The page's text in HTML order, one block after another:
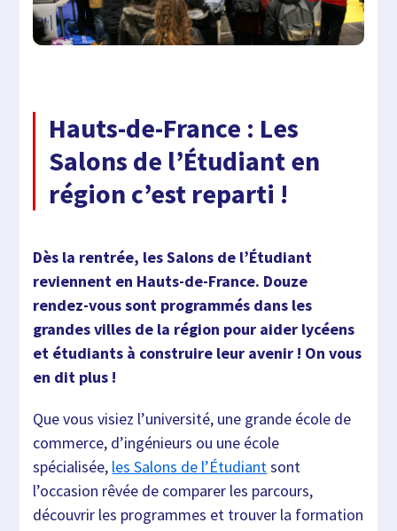
Hauts-de-France : Les
Salons de l’Étudiant en
région c’est reparti !
Dès la rentrée, les Salons de l’Étudiant
reviennent en Hauts-de-France. Douze
rendez-vous sont programmés dans les
grandes villes de la région pour aider lycéens
et étudiants à construire leur avenir ! On vous
en dit plus !
Que vous visiez l’université, une grande école de
commerce, d’ingénieurs ou une école
spécialisée, les Salons de l’Étudiantsont
l’occasion rêvée de comparer les parcours,
découvrir les programmes et trouver la formation